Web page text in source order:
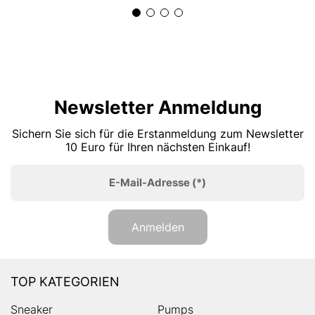
Newsletter Anmeldung
Sichern Sie sich für die Erstanmeldung zum Newsletter
10 Euro für Ihren nächsten Einkauf!
E-Mail-Adresse (*)
Anmelden
TOP KATEGORIEN
Sneaker Pumps